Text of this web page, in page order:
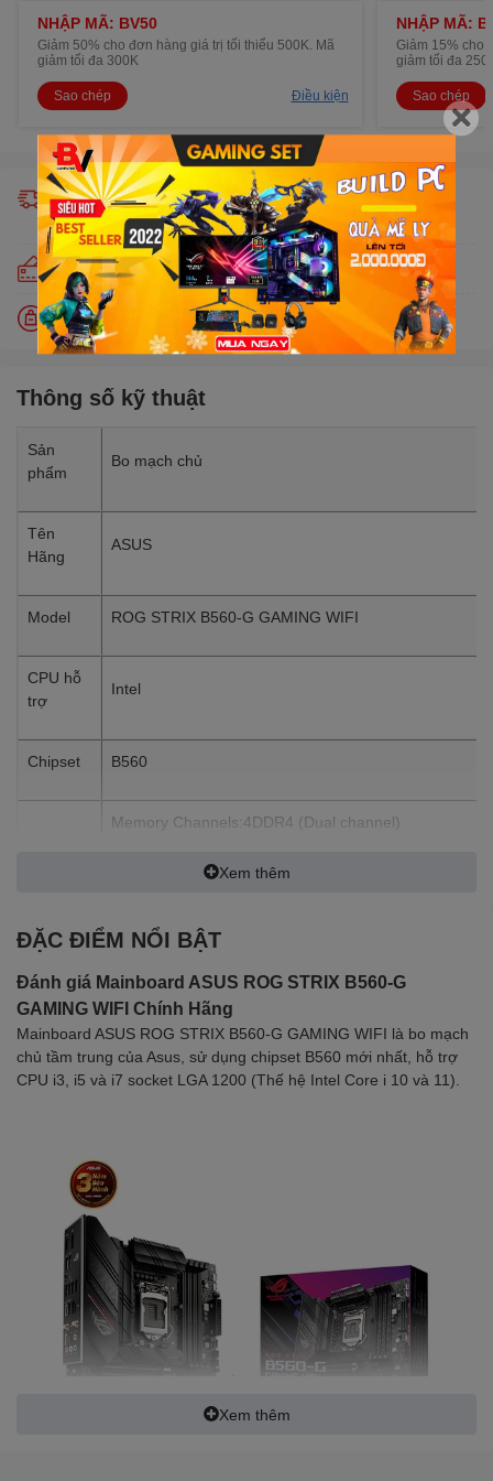
NHẬP MÃ: BV50
Giảm 50% cho đơn hàng giá trị tối thiểu 500K. Mã
giảm tối đa 300K
Sao chép Điều kiện
NHẬP MÃ:
Giảm 15% cho
giảm tối đa
Sao chép
Giao hàng miễn phí trong 24h (chỉ áp dụng khu vực nội
thành)
Trả góp lãi suất 0% qua thẻ tín dụng Visa, Master, JCB
Đổi trả miễn phí trong 30 ngày
ĐẶC ĐIỂM NỔI BẬT
Đánh giá Mainboard ASUS ROG STRIX B560-G
GAMING WIFI Chính Hãng
Mainboard ASUS ROG STRIX B560-G GAMING WIFI là bo mạch
chủ tầm trung của Asus, sử dụng chipset B560 mới nhất, hỗ trợ
CPU i3, i5 và i7 socket LGA 1200 (Thế hệ Intel Core i 10 và 11).
Xem thêm
Thông số kỹ thuật
Sản
phẩm
Bo mạch chủ
Tên
Hãng
ASUS
Model ROG STRIX B560-G GAMING WIFI
CPU hỗ
trợ
Intel
Chipset B560
Memory Channels:4DDR4 (Dual channel)
Max Memory Size:128GB
5000(OC)/4800(OC)/4600(OC)/4400(OC)/4266(OC)/
/3466(OC)/3333(OC)/3200/2933/2800/2666/2400/
Memory
Khe cắm
mở rộng
1 x PCIe 4.0 x16 + 1 x PCIe 3.0 x16 (max. x4)
Intel® 11th &10th Gen Processors
- Intel®10th processors support PCIe 3.0 x16 mode
Intel® B560 Chipset
1 x PCIe 3.0 x16 slot (supports x4 mode)
2 x PCIe 3.0 x1 slots
Total supports 2 x M.2 slots and 6 x SATA 6Gb/s
Xem thêm